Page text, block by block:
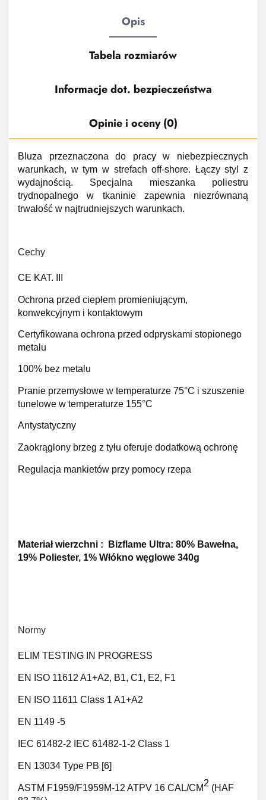
Opis
Tabela rozmiarów
Informacje dot. bezpieczeństwa
Opinie i oceny (0)
Bluza przeznaczona do pracy w niebezpiecznych
warunkach, w tym w strefach off-shore. Łączy styl z
wydajnością. Specjalna mieszanka poliestru
trydnopalnego w tkaninie zapewnia niezrównaną
trwałość w najtrudniejszych warunkach.
Cechy
CE KAT. III
Ochrona przed ciepłem promieniującym,
konwekcyjnym i kontaktowym
Certyfikowana ochrona przed odpryskami stopionego
metalu
100% bez metalu
Pranie przemysłowe w temperaturze 75°C i szuszenie
tunelowe w temperaturze 155°C
Antystatyczny
Zaokrąglony brzeg z tyłu oferuje dodatkową ochronę
Regulacja mankietów przy pomocy rzepa
Materiał wierzchni : Bizflame Ultra: 80% Bawełna,
19% Poliester, 1% Włókno węglowe 340g
Normy
ELIM TESTING IN PROGRESS
EN ISO 11612 A1+A2, B1, C1, E2, F1
EN ISO 11611 Class 1 A1+A2
EN 1149 -5
IEC 61482-2 IEC 61482-1-2 Class 1
EN 13034 Type PB [6]
ASTM F1959/F1959M-12 ATPV 16 CAL/CM2 (HAF